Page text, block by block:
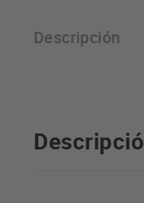
Descripción